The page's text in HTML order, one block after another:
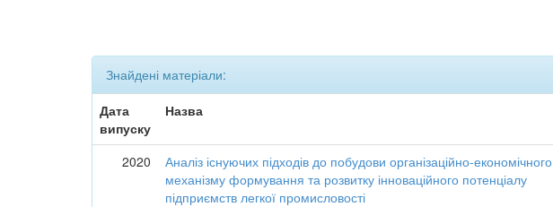
Знайдені матеріали:
Дата
випуску
Назва
2020
Аналіз існуючих підходів до побудови організаційно-економічного
механізму формування та розвитку інноваційного потенціалу
підприємств легкої промисловості